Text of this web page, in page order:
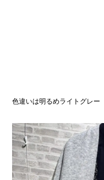
色違いは明るめライトグレー